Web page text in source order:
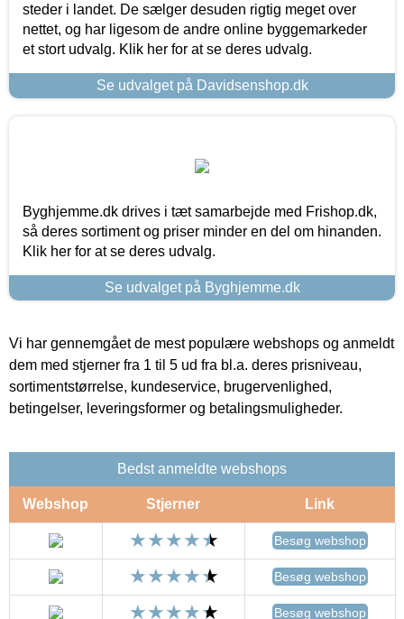
steder i landet. De sælger desuden rigtig meget over
nettet, og har ligesom de andre online byggemarkeder
et stort udvalg. Klik her for at se deres udvalg.
Se udvalget på Davidsenshop.dk
Byghjemme.dk drives i tæt samarbejde med Frishop.dk,
så deres sortiment og priser minder en del om hinanden.
Klik her for at se deres udvalg.
Se udvalget på Byghjemme.dk
Vi har gennemgået de mest populære webshops og anmeldt
dem med stjerner fra 1 til 5 ud fra bl.a. deres prisniveau,
sortimentstørrelse, kundeservice, brugervenlighed,
betingelser, leveringsformer og betalingsmuligheder.
Bedst anmeldte webshops
Webshop Stjerner Link
Besøg webshop
Besøg webshop
Besøg webshop